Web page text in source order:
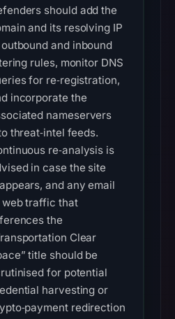
should add the
and its resolving IP
and inbound
rules, monitor DNS
for re‑registration,
incorporate the
nameservers
threat‑intel feeds.
re‑analysis is
in case the site
and any email
web traffic that
the
Clear
title should be
for potential
harvesting or
redirection